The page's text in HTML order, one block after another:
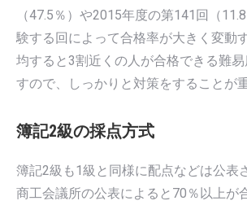
（47.5％）や2015年度の第141回（
験する回によって合格率が大きく変動
均すると3割近くの人が合格できる難易
すので、しっかりと対策をすることが
簿記2級の採点方式
簿記2級も1級と同様に配点などは公表
商工会議所の公表によると70％以上が